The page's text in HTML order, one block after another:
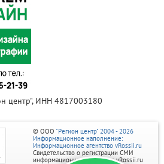
центр", ИНН 4817003180
© ООО "Регион центр" 2004 - 2026
Информационное наполнение:
Информационное агентство vRossii.ru
Свидетельство о регистрации СМИ
информационного агентства vRossii.ru